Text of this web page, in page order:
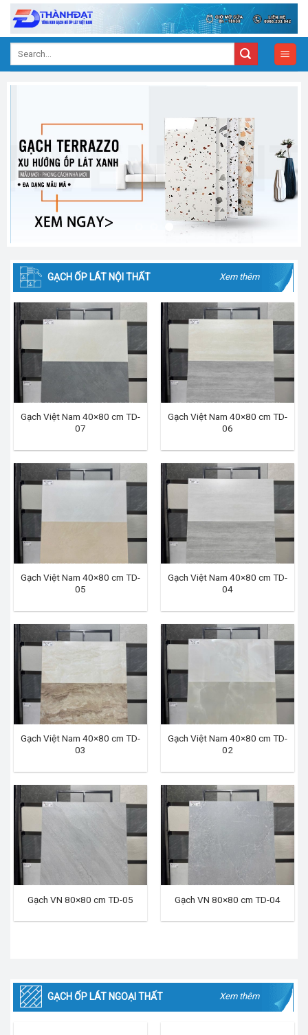
Skip
content
GẠCH ỐP LÁT NỘI THẤT Xem thêm
Gạch Việt Nam 40×80 cm TD-
07
Gạch Việt Nam 40×80 cm TD-
06
Gạch Việt Nam 40×80 cm TD-
05
Gạch Việt Nam 40×80 cm TD-
04
Gạch Việt Nam 40×80 cm TD-
03
Gạch Việt Nam 40×80 cm TD-
02
Gạch VN 80×80 cm TD-05 Gạch VN 80×80 cm TD-04
GẠCH ỐP LÁT NGOẠI THẤT Xem thêm